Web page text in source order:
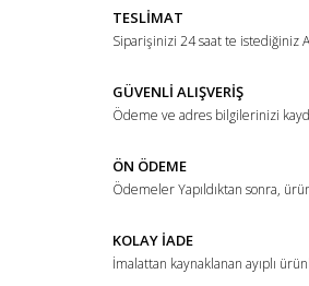
TESLİMAT
Siparişinizi 24 saat te istediğiniz
GÜVENLİ ALIŞVERİŞ
Ödeme ve adres bilgilerinizi
ÖN ÖDEME
Ödemeler Yapıldıktan sonra,
KOLAY İADE
İmalattan kaynaklanan ayıplı